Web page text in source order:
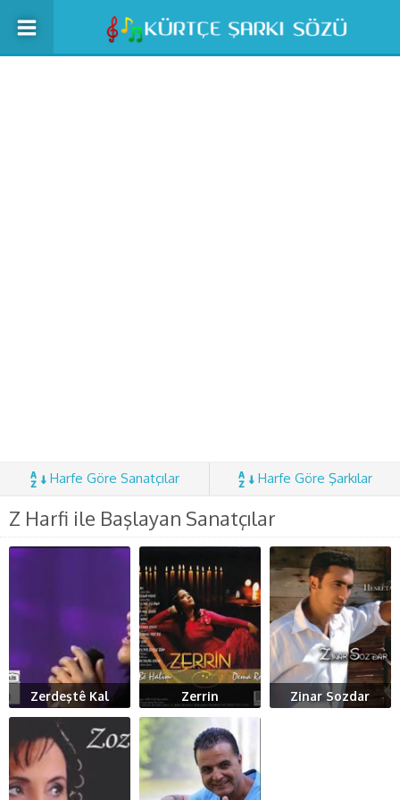
Harfe Göre Sanatçılar Harfe Göre Şarkılar
Z Harfi ile Başlayan Sanatçılar
Zerdeştê Kal Zerrin Zinar Sozdar